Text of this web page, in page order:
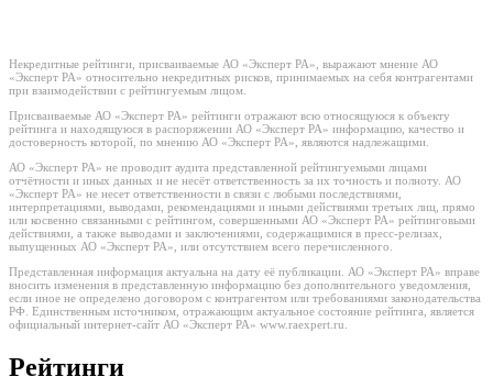
Некредитные рейтинги, присваиваемые АО «Эксперт РА», выражают мнение АО
«Эксперт РА» относительно некредитных рисков, принимаемых на себя контрагентами
при взаимодействии с рейтингуемым лицом.
Присваиваемые АО «Эксперт РА» рейтинги отражают всю относящуюся к объекту
рейтинга и находящуюся в распоряжении АО «Эксперт РА» информацию, качество и
достоверность которой, по мнению АО «Эксперт РА», являются надлежащими.
АО «Эксперт РА» не проводит аудита представленной рейтингуемыми лицами
отчётности и иных данных и не несёт ответственность за их точность и полноту. АО
«Эксперт РА» не несет ответственности в связи с любыми последствиями,
интерпретациями, выводами, рекомендациями и иными действиями третьих лиц, прямо
или косвенно связанными с рейтингом, совершенными АО «Эксперт РА» рейтинговыми
действиями, а также выводами и заключениями, содержащимися в пресс-релизах,
выпущенных АО «Эксперт РА», или отсутствием всего перечисленного.
Представленная информация актуальна на дату её публикации. АО «Эксперт РА» вправе
вносить изменения в представленную информацию без дополнительного уведомления,
если иное не определено договором с контрагентом или требованиями законодательства
РФ. Единственным источником, отражающим актуальное состояние рейтинга, является
официальный интернет-сайт АО «Эксперт РА» www.raexpert.ru.
Рейтинги